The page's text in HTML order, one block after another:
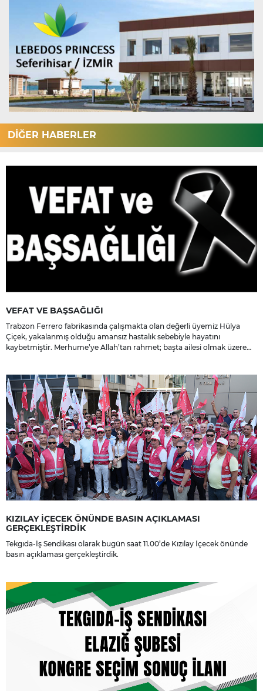
DİĞER HABERLER
VEFAT VE BAŞSAĞLIĞI
Trabzon Ferrero fabrikasında çalışmakta olan değerli üyemiz Hülya
Çiçek, yakalanmış olduğu amansız hastalık sebebiyle hayatını
kaybetmiştir. Merhume’ye Allah’tan rahmet; başta ailesi olmak üzere
KIZILAY İÇECEK ÖNÜNDE BASIN AÇIKLAMASI
GERÇEKLEŞTİRDİK
Tekgıda-İş Sendikası olarak bugün saat 11.00’de Kızılay İçecek önünde
basın açıklaması gerçekleştirdik.